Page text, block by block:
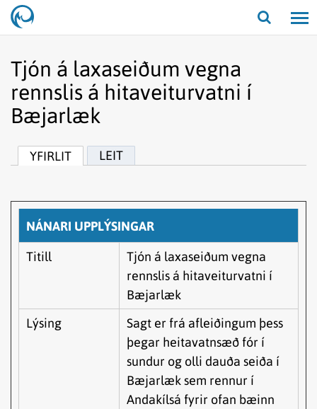
Opna/
Tjón á laxaseiðum vegna
rennslis á hitaveiturvatni í
Bæjarlæk
YFIRLIT LEIT
NÁNARI UPPLÝSINGAR
Titill
Tjón á laxaseiðum vegna
rennslis á hitaveiturvatni í
Bæjarlæk
Lýsing
Sagt er frá afleiðingum þess
þegar heitavatnsæð fór í
sundur og olli dauða seiða í
Bæjarlæk sem rennur í
Andakílsá fyrir ofan bæinn